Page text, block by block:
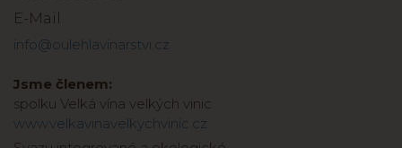
E-Mail
info@oulehlavinarstvi.cz
Jsme členem:
spolku Velká vína velkých vinic
www.velkavinavelkychvinic.cz